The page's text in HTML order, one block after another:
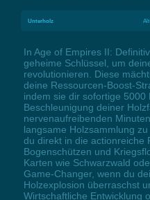
Unterholz
In Age of Empires II:
geheime Schlüssel, um
revolutionieren. Diese
deine Ressourcen-Boost-
indem sie dir sofortige 5000
Beschleunigung deiner
nervenaufreibenden
langsame Holzsammlung
du direkt in die actionreiche
Bogenschützen und
Karten wie Schwarzwald
Game-Changer, wenn du
Holzexplosion überraschst
Wirtschaftliche Entwicklung